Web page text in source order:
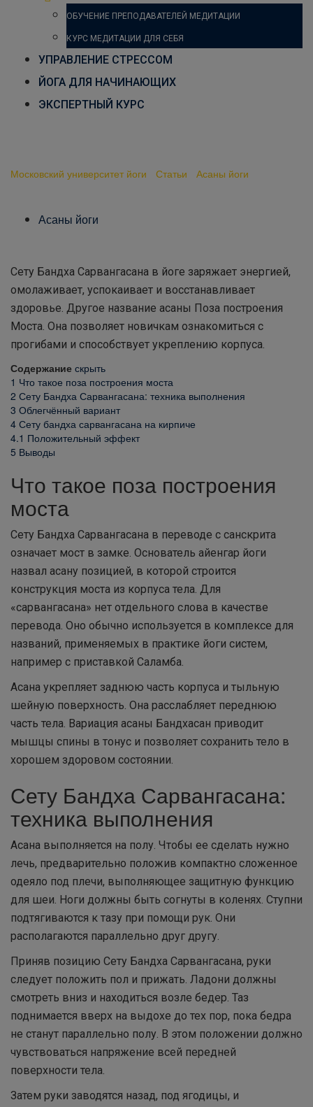
ОБУЧЕНИЕ ПРЕПОДАВАТЕЛЕЙ МЕДИТАЦИИ
КУРС МЕДИТАЦИИ ДЛЯ СЕБЯ
УПРАВЛЕНИЕ СТРЕССОМ
ЙОГА ДЛЯ НАЧИНАЮЩИХ
ЭКСПЕРТНЫЙ КУРС
Московский университет йоги Статьи Асаны йоги
Асаны йоги
Сету Бандха Сарвангасана в йоге заряжает энергией,
омолаживает, успокаивает и восстанавливает
здоровье. Другое название асаны Поза построения
Моста. Она позволяет новичкам ознакомиться с
прогибами и способствует укреплению корпуса.
Содержание скрыть
1 Что такое поза построения моста
2 Сету Бандха Сарвангасана: техника выполнения
3 Облегчённый вариант
4 Сету бандха сарвангасана на кирпиче
4.1 Положительный эффект
5 Выводы
Что такое поза построения
моста
Сету Бандха Сарвангасана в переводе с санскрита
означает мост в замке. Основатель айенгар йоги
назвал асану позицией, в которой строится
конструкция моста из корпуса тела. Для
«сарвангасана» нет отдельного слова в качестве
перевода. Оно обычно используется в комплексе для
названий, применяемых в практике йоги систем,
например с приставкой Саламба.
Асана укрепляет заднюю часть корпуса и тыльную
шейную поверхность. Она расслабляет переднюю
часть тела. Вариация асаны Бандхасан приводит
мышцы спины в тонус и позволяет сохранить тело в
хорошем здоровом состоянии.
Сету Бандха Сарвангасана:
техника выполнения
Асана выполняется на полу. Чтобы ее сделать нужно
лечь, предварительно положив компактно сложенное
одеяло под плечи, выполняющее защитную функцию
для шеи. Ноги должны быть согнуты в коленях. Ступни
подтягиваются к тазу при помощи рук. Они
располагаются параллельно друг другу.
Приняв позицию Сету Бандха Сарвангасана, руки
следует положить пол и прижать. Ладони должны
смотреть вниз и находиться возле бедер. Таз
поднимается вверх на выдохе до тех пор, пока бедра
не станут параллельно полу. В этом положении должно
чувствоваться напряжение всей передней
поверхности тела.
Затем руки заводятся назад, под ягодицы, и